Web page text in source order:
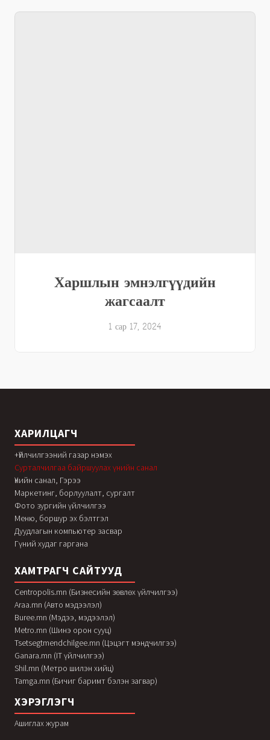
Харшлын эмнэлгүүдийн
жагсаалт
1 сар 17, 2024
ХАРИЛЦАГЧ
+Үйлчилгээний газар нэмэх
Сурталчилгаа байршуулах үнийн санал
Үнийн санал, Гэрээ
Маркетинг, борлуулалт, сургалт
Фото зургийн үйлчилгээ
Меню, боршур эх бэлтгэл
Дуудлагын компьютер засвар
Гүний худаг гаргана
ХАМТРАГЧ САЙТУУД
Centropolis.mn (Бизнесийн зөвлөх үйлчилгээ)
Araa.mn (Авто мэдээлэл)
Buree.mn (Мэдээ, мэдээлэл)
Metro.mn (Шинэ орон сууц)
Tsetsegtmendchilgee.mn (Цэцэгт мэндчилгээ)
Ganara.mn (IT үйлчилгээ)
Shil.mn (Метро шилэн хийц)
Tamga.mn (Бичиг баримт бэлэн загвар)
ХЭРЭГЛЭГЧ
Ашиглах журам